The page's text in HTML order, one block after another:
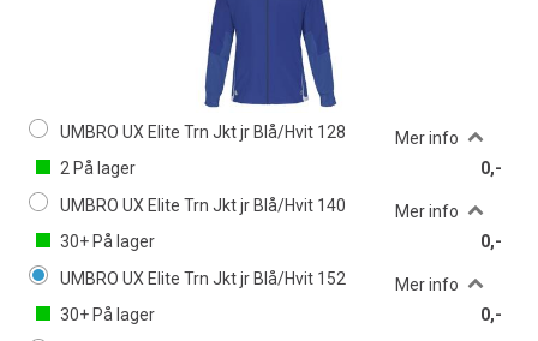
UMBRO UX Elite Trn Jkt jr Blå/Hvit 128
Mer info
2 På lager
0,-
UMBRO UX Elite Trn Jkt jr Blå/Hvit 140
Mer info
30+ På lager
0,-
UMBRO UX Elite Trn Jkt jr Blå/Hvit 152
Mer info
30+ På lager
0,-